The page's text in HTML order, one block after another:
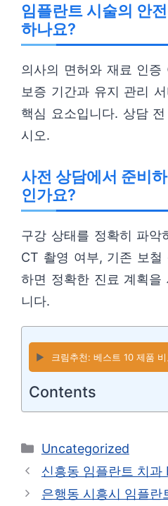
임플란트 시술의 안
하나요?
의사의 면허와 재료 인
보증 기간과 유지 관리
핵심 요소입니다. 상담
시오.
사전 상담에서 준비
인가요?
구강 상태를 정확히 파악
CT 촬영 여부, 기존 보철
하면 정확한 진료 계획을
니다.
▶️ 크림추천: 베스트 10 제품
Contents
카
테
Uncategorized
신흥동 임플란트 치과
은행동 시흥시 임플란